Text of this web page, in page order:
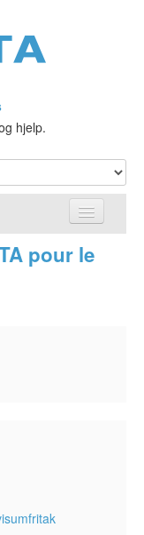
hjelp.
pour le